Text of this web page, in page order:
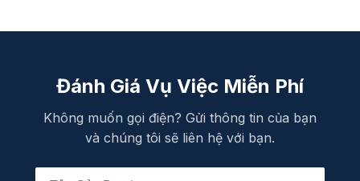
Đánh Giá Vụ Việc Miễn Phí
Không muốn gọi điện? Gửi thông tin của bạn
và chúng tôi sẽ liên hệ với bạn.